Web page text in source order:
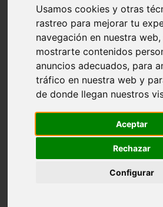
Usamos cookies y otras
rastreo para mejorar tu
navegación en nuestra web,
mostrarte contenidos
anuncios adecuados, para
tráfico en nuestra web y
de donde llegan nuestros
Aceptar
Rechazar
Configurar
abandono
adopci n
higiene
snacks
acuario
iberzoo propet
comercios
estanques
conejos
navidad
terapia asistida